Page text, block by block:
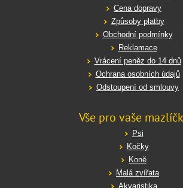
Cena dopravy
Způsoby platby
Obchodní podmínky
Reklamace
Vrácení peněz do 14 dnů
Ochrana osobních údajů
Odstoupení od smlouvy
Vše pro vaše
Psi
Kočky
Koně
Malá zvířata
Akvaristika